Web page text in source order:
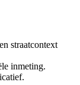
straatcontext
inmeting.